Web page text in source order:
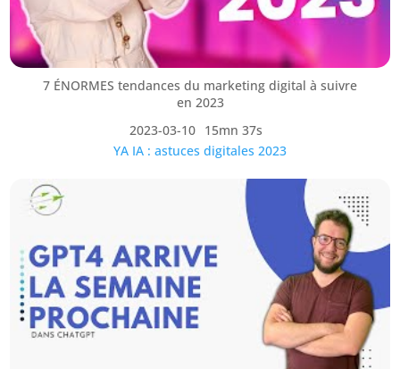
7 ÉNORMES tendances du marketing digital à suivre
en 2023
2023-03-10
15mn 37s
YA IA : astuces digitales 2023